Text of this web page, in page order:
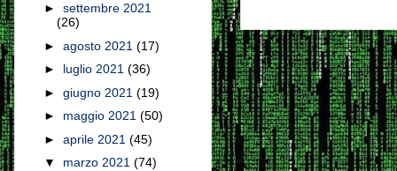
► settembre 2021
(26)
► agosto 2021 (17)
► luglio 2021 (36)
► giugno 2021 (19)
► maggio 2021 (50)
► aprile 2021 (45)
▼ marzo 2021 (74)